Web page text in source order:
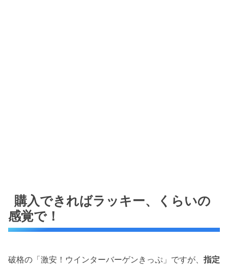
購入できればラッキー、くらいの
感覚で！
破格の「激安！ウインターバーゲンきっぷ」ですが、 指定